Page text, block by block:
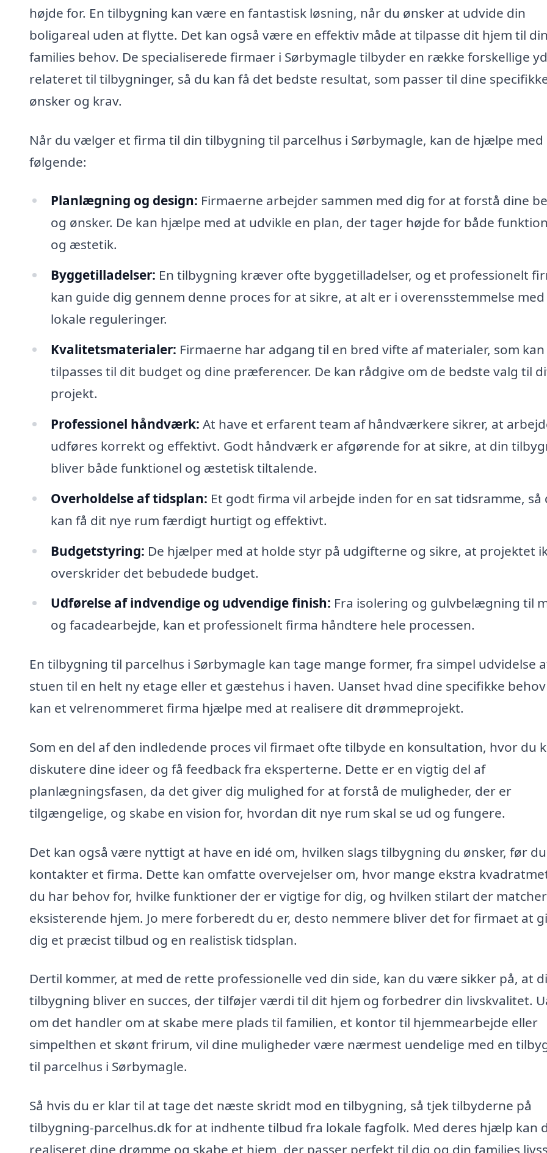
højde for. En tilbygning kan være en fantastisk løsning, når du ønsker at udvide din
boligareal uden at flytte. Det kan også være en effektiv måde at tilpasse dit hjem til din
families behov. De specialiserede firmaer i Sørbymagle tilbyder en række forskellige
relateret til tilbygninger, så du kan få det bedste resultat, som passer til dine
ønsker og krav.
Når du vælger et firma til din tilbygning til parcelhus i Sørbymagle, kan de hjælpe med
følgende:
Planlægning og design: Firmaerne arbejder sammen med dig for at forstå dine
og ønsker. De kan hjælpe med at udvikle en plan, der tager højde for både
og æstetik.
Byggetilladelser: En tilbygning kræver ofte byggetilladelser, og et professionelt
kan guide dig gennem denne proces for at sikre, at alt er i overensstemmelse med
lokale reguleringer.
Kvalitetsmaterialer: Firmaerne har adgang til en bred vifte af materialer, som kan
tilpasses til dit budget og dine præferencer. De kan rådgive om de bedste valg til
projekt.
Professionel håndværk: At have et erfarent team af håndværkere sikrer, at
udføres korrekt og effektivt. Godt håndværk er afgørende for at sikre, at din
bliver både funktionel og æstetisk tiltalende.
Overholdelse af tidsplan: Et godt firma vil arbejde inden for en sat tidsramme, så
kan få dit nye rum færdigt hurtigt og effektivt.
Budgetstyring: De hjælper med at holde styr på udgifterne og sikre, at projektet
overskrider det bebudede budget.
Udførelse af indvendige og udvendige finish: Fra isolering og gulvbelægning til
og facadearbejde, kan et professionelt firma håndtere hele processen.
En tilbygning til parcelhus i Sørbymagle kan tage mange former, fra simpel udvidelse
stuen til en helt ny etage eller et gæstehus i haven. Uanset hvad dine specifikke behov
kan et velrenommeret firma hjælpe med at realisere dit drømmeprojekt.
Som en del af den indledende proces vil firmaet ofte tilbyde en konsultation, hvor du
diskutere dine ideer og få feedback fra eksperterne. Dette er en vigtig del af
planlægningsfasen, da det giver dig mulighed for at forstå de muligheder, der er
tilgængelige, og skabe en vision for, hvordan dit nye rum skal se ud og fungere.
Det kan også være nyttigt at have en idé om, hvilken slags tilbygning du ønsker, før du
kontakter et firma. Dette kan omfatte overvejelser om, hvor mange ekstra
du har behov for, hvilke funktioner der er vigtige for dig, og hvilken stilart der
eksisterende hjem. Jo mere forberedt du er, desto nemmere bliver det for firmaet at
dig et præcist tilbud og en realistisk tidsplan.
Dertil kommer, at med de rette professionelle ved din side, kan du være sikker på, at
tilbygning bliver en succes, der tilføjer værdi til dit hjem og forbedrer din livskvalitet.
om det handler om at skabe mere plads til familien, et kontor til hjemmearbejde eller
simpelthen et skønt frirum, vil dine muligheder være nærmest uendelige med en
til parcelhus i Sørbymagle.
Så hvis du er klar til at tage det næste skridt mod en tilbygning, så tjek tilbyderne på
tilbygning-parcelhus.dk for at indhente tilbud fra lokale fagfolk. Med deres hjælp kan
realiseret dine drømme og skabe et hjem, der passer perfekt til dig og din families